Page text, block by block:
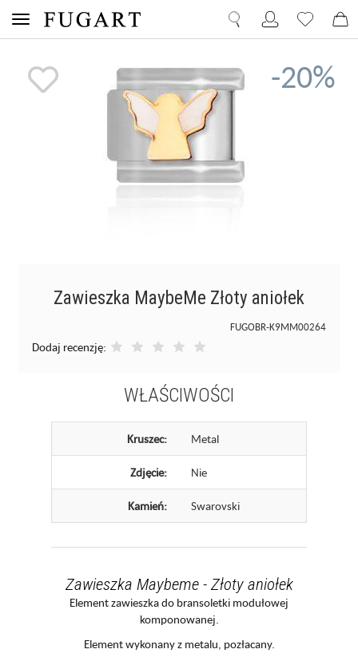
-20%
Zawieszka MaybeMe Złoty aniołek
FUGOBR-K9MM00264
Dodaj recenzję:
WŁAŚCIWOŚCI
Kruszec: Metal
Zdjęcie: Nie
Kamień: Swarovski
Zawieszka Maybeme - Złoty aniołek
Element zawieszka do bransoletki modułowej
komponowanej.
Element wykonany z metalu, pozłacany.